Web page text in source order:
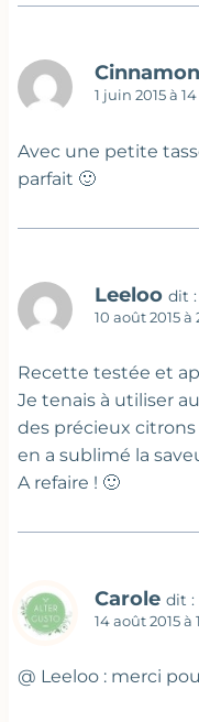
1 juin 2015 à
Avec une petite
parfait 🙂
Leeloo dit :
10 août 2015
Recette testée et
Je tenais à utiliser
des précieux
en a sublimé la
A refaire ! 🙂
Carole dit :
14 août 2015 à
@ Leeloo : merci